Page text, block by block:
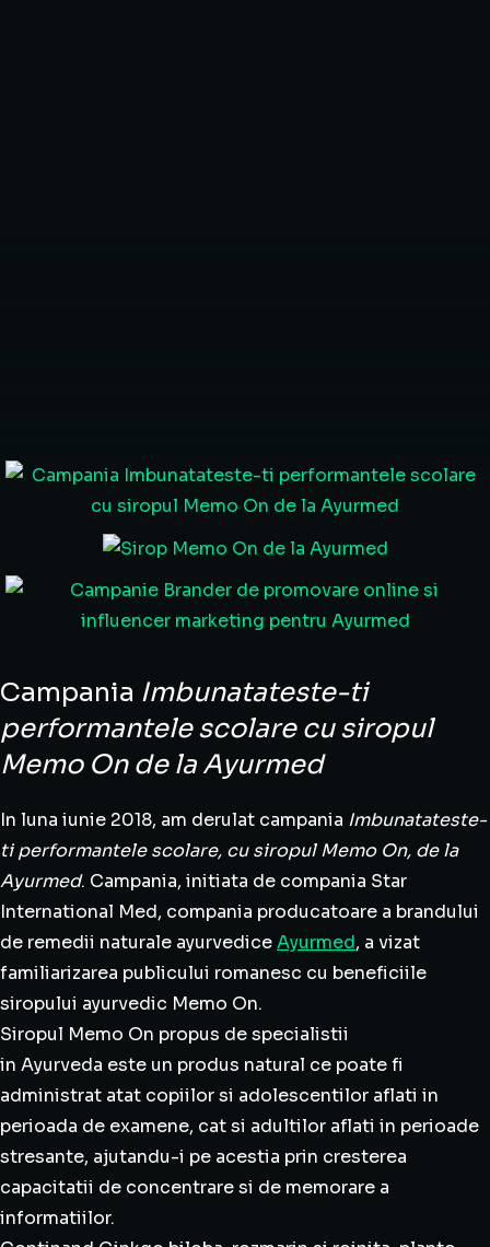
Campania Imbunatateste-ti
performantele scolare cu siropul
Memo On de la Ayurmed
In luna iunie 2018, am derulat campania Imbunatateste-
ti performantele scolare, cu siropul Memo On, de la
Ayurmed. Campania, initiata de compania Star
International Med, compania producatoare a brandului
de remedii naturale ayurvediceAyurmed, a vizat
familiarizarea publicului romanesc cu beneficiile
siropului ayurvedic Memo On.
Siropul Memo On propus de specialistii
in Ayurveda este un produs natural ce poate fi
administrat atat copiilor si adolescentilor aflati in
perioada de examene, cat si adultilor aflati in perioade
stresante, ajutandu-i pe acestia prin cresterea
capacitatii de concentrare si de memorare a
informatiilor.